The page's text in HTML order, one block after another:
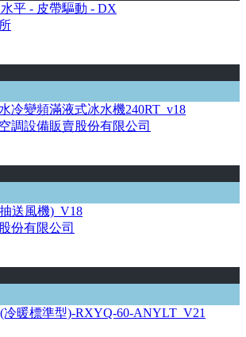
平 - 皮帶驅動 - DX
冷變頻滿液式冰水機240RT_v18
調設備販賣股份有限公司
送風機)_V18
份有限公司
暖標準型)-RXYQ-60-ANYLT_V21